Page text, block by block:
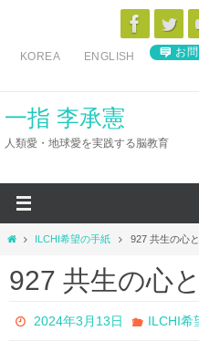
ス
KOREA ENGLISH お
一指 李承憲
人類愛・地球愛を実践する脳教育
ホ
ム
ILCHI希望の手紙 927 共生の心
927 共生の心
2024年3月13日 ILCHI希